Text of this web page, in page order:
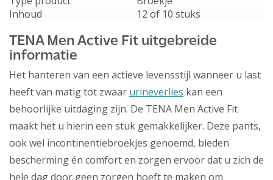
Inhoud
12 of 10 stuks
TENA Men Active Fit uitgebreide
informatie
Het hanteren van een actieve levensstijl wanneer u last
heeft van matig tot zwaar urineverlies kan een
behoorlijke uitdaging zijn. De TENA Men Active Fit
maakt het u hierin een stuk gemakkelijker. Deze pants,
ook wel incontinentiebroekjes genoemd, bieden
bescherming én comfort en zorgen ervoor dat u zich de
hele dag door geen zorgen hoeft te maken om